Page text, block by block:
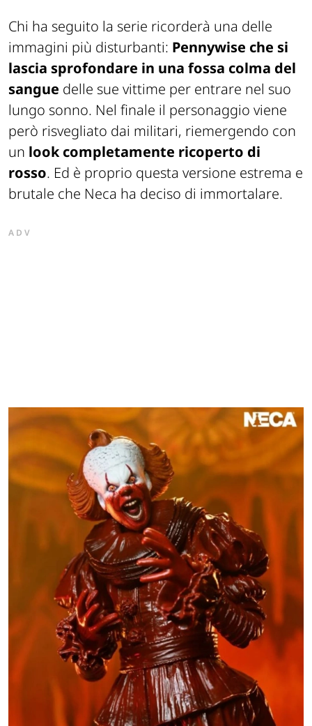
Chi ha seguito la serie ricorderà una delle
immagini più disturbanti: Pennywise che si
lascia sprofondare in una fossa colma del
sangue delle sue vittime per entrare nel suo
lungo sonno. Nel finale il personaggio viene
però risvegliato dai militari, riemergendo con
un look completamente ricoperto di
rosso. Ed è proprio questa versione estrema e
brutale che Neca ha deciso di immortalare.
ADV